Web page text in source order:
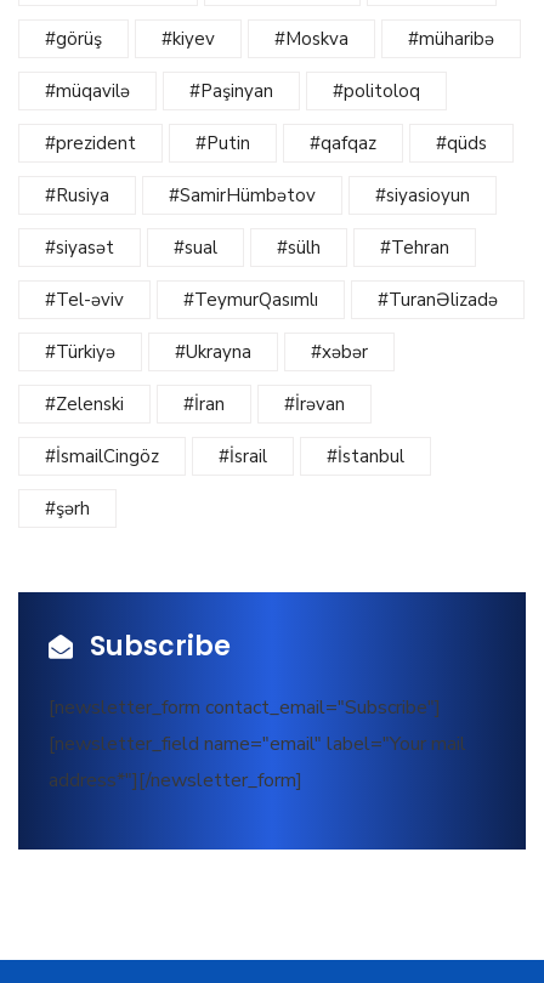
#görüş #kiyev #Moskva #müharibə
#müqavilə #Paşinyan #politoloq
#prezident #Putin #qafqaz #qüds
#Rusiya #SamirHümbətov #siyasioyun
#siyasət #sual #sülh #Tehran
#Tel-əviv #TeymurQasımlı #TuranƏlizadə
#Türkiyə #Ukrayna #xəbər
#Zelenski #İran #İrəvan
#İsmailCingöz #İsrail #İstanbul
#şərh
Subscribe
[newsletter_form contact_email="Subscribe"]
[newsletter_field name="email" label="Your mail
address*"][/newsletter_form]